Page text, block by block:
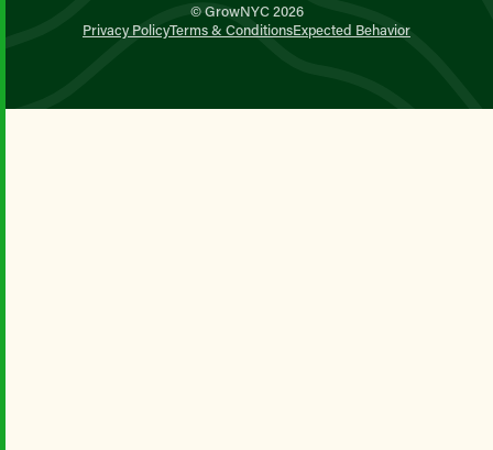
© GrowNYC 2026
Privacy PolicyTerms & ConditionsExpected Behavior